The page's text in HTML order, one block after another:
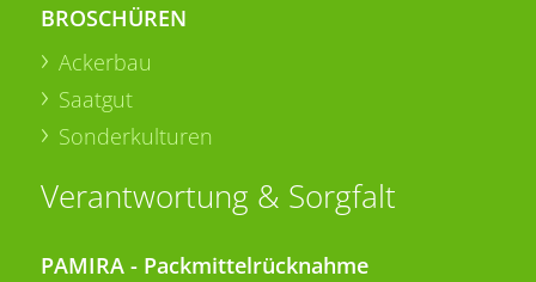
BROSCHÜREN
Ackerbau
Saatgut
Sonderkulturen
Verantwortung & Sorgfalt
PAMIRA - Packmittelrücknahme